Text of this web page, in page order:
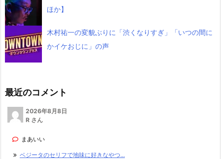
ほか】
木村祐一の変貌ぶりに「渋くなりすぎ」「いつの間に
かイケおじに」の声
最近のコメント
2026年8月8日
R さん
まあいい
ベジータのセリフで地味に好きなやつ...